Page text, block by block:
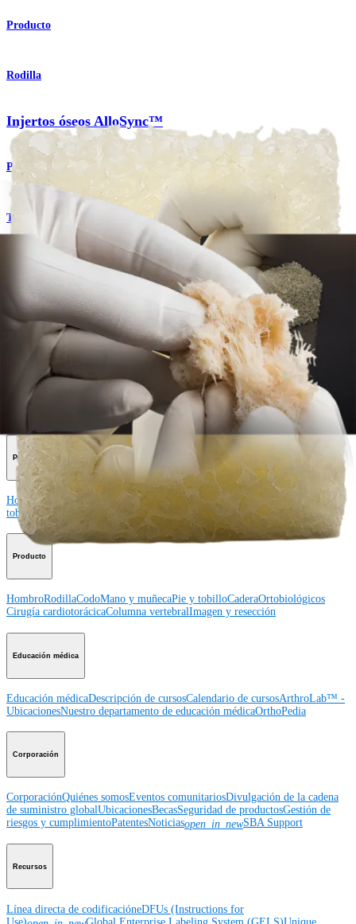
Producto
Rodilla
Injertos óseos AlloSync™
Producto
Traumatismo - Extremidades superiores
AlloSync™ Bone Grafts
Producto
¿Cómo podemos ayudarlo?
Contacte a un representante
Ver eventos, laboratorios y oportunidades educativas
Regístrese para recibir: ¿Qué hay de nuevo en Arthrex?
Conéctese con nosotros
Procedimiento
HombroRodilla
Pie y
tobilloCadera Cirugía cardiotorácica Columna vertebral
Producto
HombroRodillaCodoMano y muñecaPie y tobilloCaderaOrtobiológicos
Cirugía cardiotorácicaColumna vertebralImagen y resección
Educación médica
Educación médicaDescripción de cursosCalendario de cursosArthroLab™ -
UbicacionesNuestro departamento de educación médicaOrthoPedia
Corporación
CorporaciónQuiénes somosEventos comunitariosDivulgación de la cadena
de suministro globalUbicacionesBecasSeguridad de productosGestión de
riesgos y cumplimientoPatentesNoticiasopen_in_newSBA Support
Recursos
Línea directa de codificacióneDFUs (Instructions for